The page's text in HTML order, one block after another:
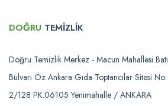
DOĞRU TEMİZLİK
Doğru Temizlik Merkez - Macun Mahallesi Batı
Bulvarı Öz Ankara Gıda Toptancılar Sitesi No:
2/128 PK.06105 Yenimahalle / ANKARA